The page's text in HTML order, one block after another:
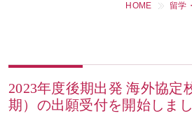
お問い合わせ
HOME 留学
2023年度後期出発 海外協定
期）の出願受付を開始しま